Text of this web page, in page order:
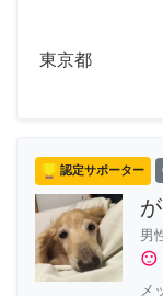
東京都
認定サポーター
男
sentiment_satisfied
メ